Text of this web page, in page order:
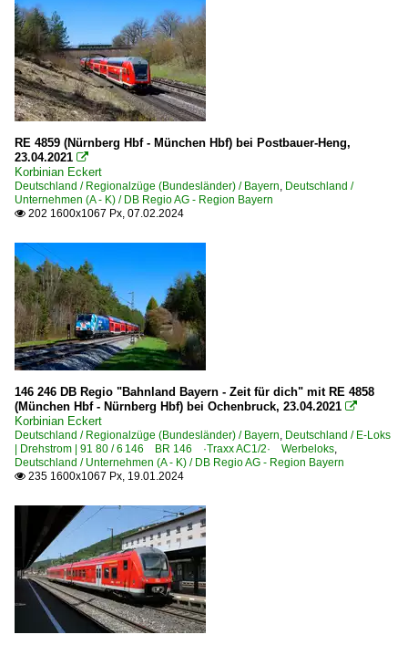
RE 4859 (Nürnberg Hbf - München Hbf) bei Postbauer-Heng,
23.04.2021 
Korbinian Eckert
Deutschland / Regionalzüge (Bundesländer) / Bayern, Deutschland /
Unternehmen (A - K) / DB Regio AG - Region Bayern
 202 1600x1067 Px, 07.02.2024
146 246 DB Regio "Bahnland Bayern - Zeit für dich" mit RE 4858
(München Hbf - Nürnberg Hbf) bei Ochenbruck, 23.04.2021 
Korbinian Eckert
Deutschland / Regionalzüge (Bundesländer) / Bayern, Deutschland / E-Loks
| Drehstrom | 91 80 / 6 146 BR 146 ·Traxx AC1/2· Werbeloks,
Deutschland / Unternehmen (A - K) / DB Regio AG - Region Bayern
 235 1600x1067 Px, 19.01.2024